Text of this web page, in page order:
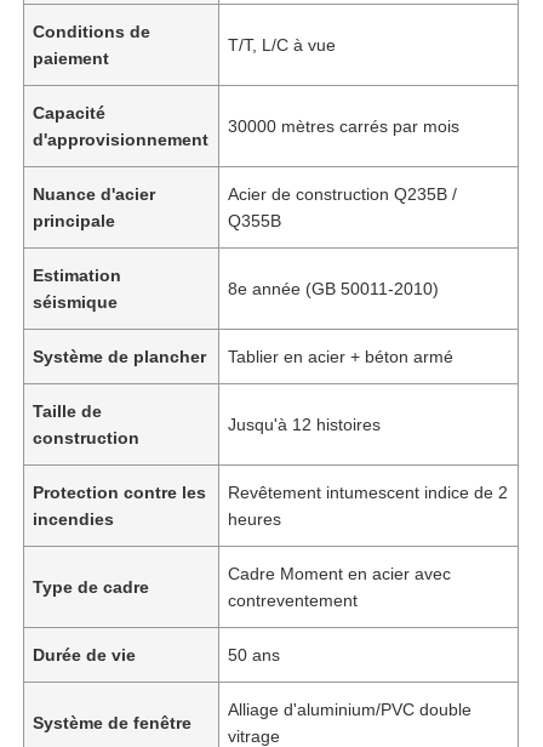
Conditions de
paiement
T/T, L/C à vue
Capacité
d'approvisionnement
30000 mètres carrés par mois
Nuance d'acier
principale
Acier de construction Q235B /
Q355B
Estimation
séismique
8e année (GB 50011-2010)
Système de plancher Tablier en acier + béton armé
Taille de
construction
Jusqu'à 12 histoires
Protection contre les
incendies
Revêtement intumescent indice de 2
heures
Type de cadre
Cadre Moment en acier avec
contreventement
Durée de vie 50 ans
Système de fenêtre
Alliage d'aluminium/PVC double
vitrage